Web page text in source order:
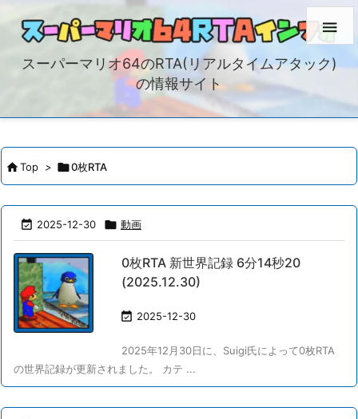
スーパーマリオ64のRTA(リアルタイムアタック)
の情報サイト

Top > 0枚RTA
 2025-12-30  動画
0枚RTA 新世界記録 6分14秒20
(2025.12.30)
 2025-12-30
2025年12月30日に、Suigi氏によって0枚RTA
の世界記録が更新されました。 カテ ...